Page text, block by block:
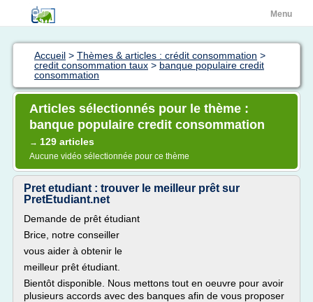
Menu
Accueil > Thèmes & articles : crédit consommation >
credit consommation taux > banque populaire credit
consommation
Articles sélectionnés pour le thème :
banque populaire credit consommation
→ 129 articles
Aucune vidéo sélectionnée pour ce thème
Pret etudiant : trouver le meilleur prêt sur
PretEtudiant.net
Demande de prêt étudiant
Brice, notre conseiller
vous aider à obtenir le
meilleur prêt étudiant.
Bientôt disponible. Nous mettons tout en oeuvre pour avoir
plusieurs accords avec des banques afin de vous proposer